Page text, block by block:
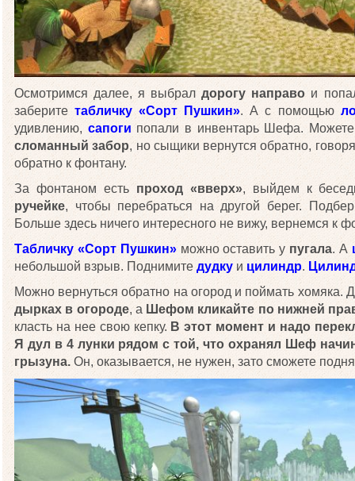
Осмотримся далее, я выбралдорогу направо и
заберитетабличку «Сорт Пушкин». А с помощью
удивлению, сапоги попали в инвентарь Шефа.
сломанный забор, но сыщики вернутся обратно,
обратно к фонтану.
За фонтаном есть проход «вверх», выйдем к
ручейке, чтобы перебраться на другой берег.
Больше здесь ничего интересного не вижу, вернемся к
Табличку «Сорт Пушкин»можно оставить у пугала. А
небольшой взрыв. Поднимите дудку и цилиндр.
Можно вернуться обратно на огород и поймать хомяка.
дырках в огороде, а Шефом кликайте по нижней
класть на нее свою кепку. В этот момент и надо
Я дул в 4 лунки рядом с той, что охранял Шеф
грызуна. Он, оказывается, не нужен, зато сможете